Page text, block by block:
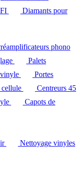
Diamants pour
phono
Palets
Portes
cellule
Centreurs 45
Capots de
Nettoyage vinyles